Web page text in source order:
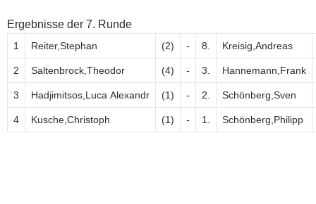
Ergebnisse der 7. Runde
1 Reiter,Stephan (2) - 8. Kreisig,Andreas
2 Saltenbrock,Theodor (4) - 3. Hannemann,Frank
3 Hadjimitsos,Luca Alexandr (1) - 2. Schönberg,Sven
4 Kusche,Christoph (1) - 1. Schönberg,Philipp